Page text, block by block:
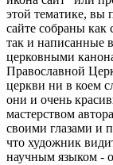
этой тематике, вы
сайте собраны
так и написанные
церковными
Православной
церкви ни в коем
они и очень
мастерством
своими глазами и
что художник
научным языком -